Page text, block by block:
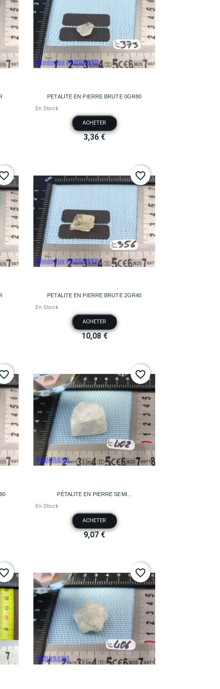
PETALITE EN PIERRE BRUTE 0GR80
En Stock
ACHETER
3,36 €
Aperçu rapide
PETALITE EN PIERRE BRUTE 2GR40
En Stock
ACHETER
10,08 €
Aperçu rapide
favorite_border
PÉTALITE EN PIERRE SEMI...
En Stock
ACHETER
9,07 €
 Aperçu rapide
favorite_border
favorite_border